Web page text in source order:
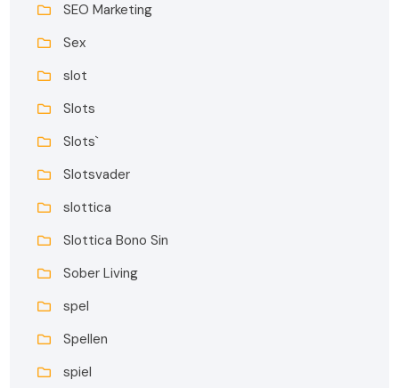
SEO Marketing
Sex
slot
Slots
Slots`
Slotsvader
slottica
Slottica Bono Sin
Sober Living
spel
Spellen
spiel